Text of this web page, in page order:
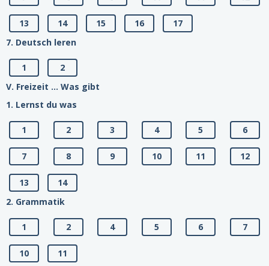
13 14 15 16
17
7. Deutsch leren
1
2
V. Freizeit ... Was gibt
1. Lernst du was
1 2 3 4 5 6
7 8 9 10 11 12
13
14
2. Grammatik
1 2 4 5 6 7
10
11